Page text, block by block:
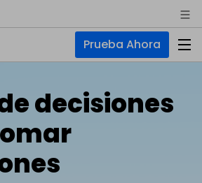
Prueba Ahora
EdrawMax
Software de diagramas integral
Hot
decisiones